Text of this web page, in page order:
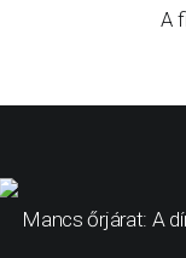
A
Mancs őrjárat: A